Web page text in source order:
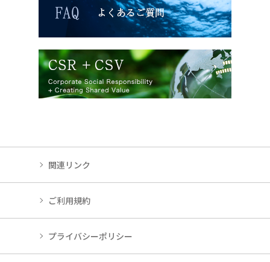
関連リンク
ご利用規約
プライバシーポリシー